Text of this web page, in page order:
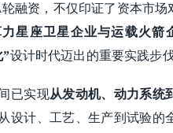
轮融资，不仅印证了资本市
星座卫星企业与运载火箭
”设计时代迈出的重要实践步伐
已实现从发动机、动力系统
设计、工艺、生产到试验的